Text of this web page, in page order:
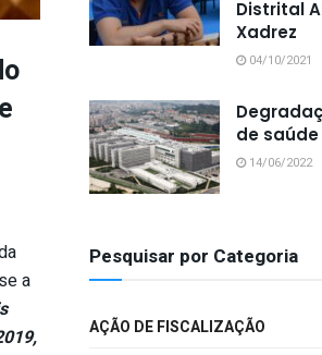
a
Distrital
Xadrez
04/10/2021
de saúde
14/06/2022
Pesquisar por Categoria
AÇÃO DE FISCALIZAÇÃO